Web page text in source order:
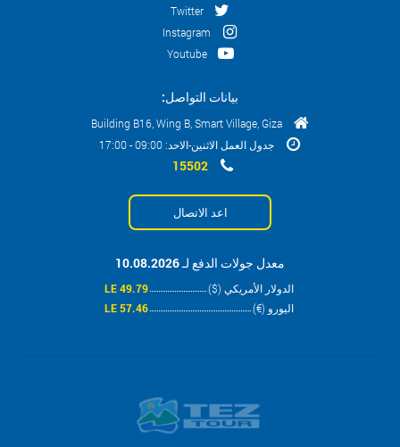
Twitter
Instagram
Youtube
بيانات التواصل:
Building B16, Wing B, Smart Village, Giza
جدول العمل الاثنين-الاحد: 09:00 - 17:00
15502
اعد الاتصال
معدل جولات الدفع لـ 10.08.2026
الدولار الأمريكي ($)
49.79 LE
اليورو (€)
57.46 LE